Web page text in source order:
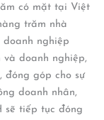
có mặt tại Việt
trăm nhà
doanh nghiệp
doanh nghiệp,
đóng góp cho sự
doanh nhân,
sẽ tiếp tục đóng